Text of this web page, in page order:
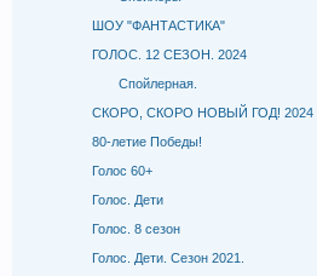
ШОУ "ФАНТАСТИКА"
ГОЛОС. 12 СЕЗОН. 2024
Спойлерная.
СКОРО, СКОРО НОВЫЙ ГОД! 2024
80-летие Победы!
Голос 60+
Голос. Дети
Голос. 8 сезон
Голос. Дети. Сезон 2021.